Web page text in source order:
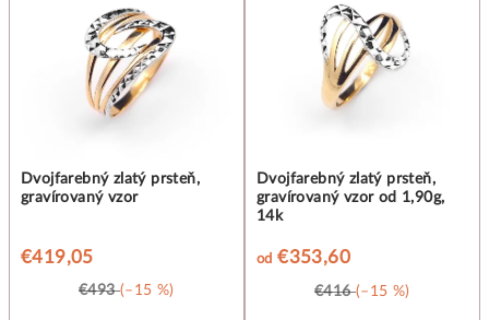
Dvojfarebný zlatý prsteň,
gravírovaný vzor
€419,05
€493 (–15 %)
Dvojfarebný zlatý prsteň,
gravírovaný vzor od 1,90g,
14k
od €353,60
€416 (–15 %)